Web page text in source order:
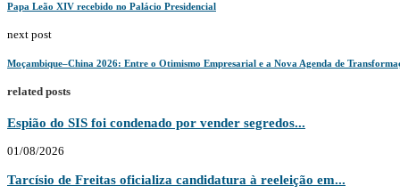
Papa Leão XIV recebido no Palácio Presidencial
next post
Moçambique–China 2026: Entre o Otimismo Empresarial e a Nova Agenda de
related posts
Espião do SIS foi condenado por vender segredos...
01/08/2026
Tarcísio de Freitas oficializa candidatura à reeleição em...